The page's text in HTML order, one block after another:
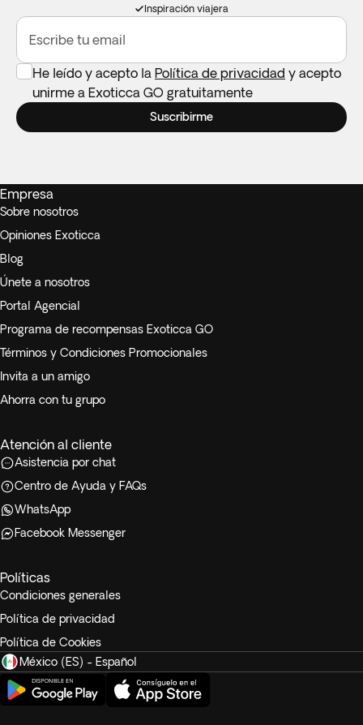
Inspiración viajera
Escribe tu email
He leído y acepto la Política de privacidad y acepto
unirme a Exoticca GO gratuitamente
Suscribirme
Empresa
Sobre nosotros
Opiniones Exoticca
Blog
Únete a nosotros
Portal Agencial
Programa de recompensas Exoticca GO
Términos y Condiciones Promocionales
Invita a un amigo
Ahorra con tu grupo
Atención al cliente
Asistencia por chat
Centro de Ayuda y FAQs
WhatsApp
Facebook Messenger
Políticas
Condiciones generales
Política de privacidad
Política de Cookies
México (ES) - Español